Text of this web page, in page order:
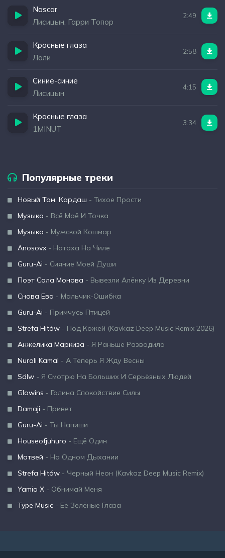
Nascar
Лисицын, Гарри Топор
2:49
Красные глаза
Лали
2:58
Синие-синие
Лисицын
4:15
Красные глаза
1MINUT
3:34
Популярные треки
Новый Том, Кардаш - Тихое Прости
Музыка - Всё Моё И Точка
Музыка - Мужской Кошмар
Anosovx - Натаха На Чиле
Guru-Ai - Сияние Моей Души
Поэт Сола Монова - Вывезли Алёнку Из Деревни
Снова Ева - Мальчик-Ошибка
Guru-Ai - Примчусь Птицей
Strefa Hitów - Под Кожей (Kavkaz Deep Music Remix 2026)
Анжелика Маркиза - Я Раньше Разводила
Nurali Kamal - А Теперь Я Жду Весны
Sdlw - Я Смотрю На Больших И Серьёзных Людей
Glowins - Галина Спокойствие Силы
Damaji - Привет
Guru-Ai - Ты Напиши
Houseofjuhuro - Ещё Один
Матвей - На Одном Дыхании
Strefa Hitów - Черный Неон (Kavkaz Deep Music Remix)
Yamia X - Обнимай Меня
Type Music - Её Зелёные Глаза